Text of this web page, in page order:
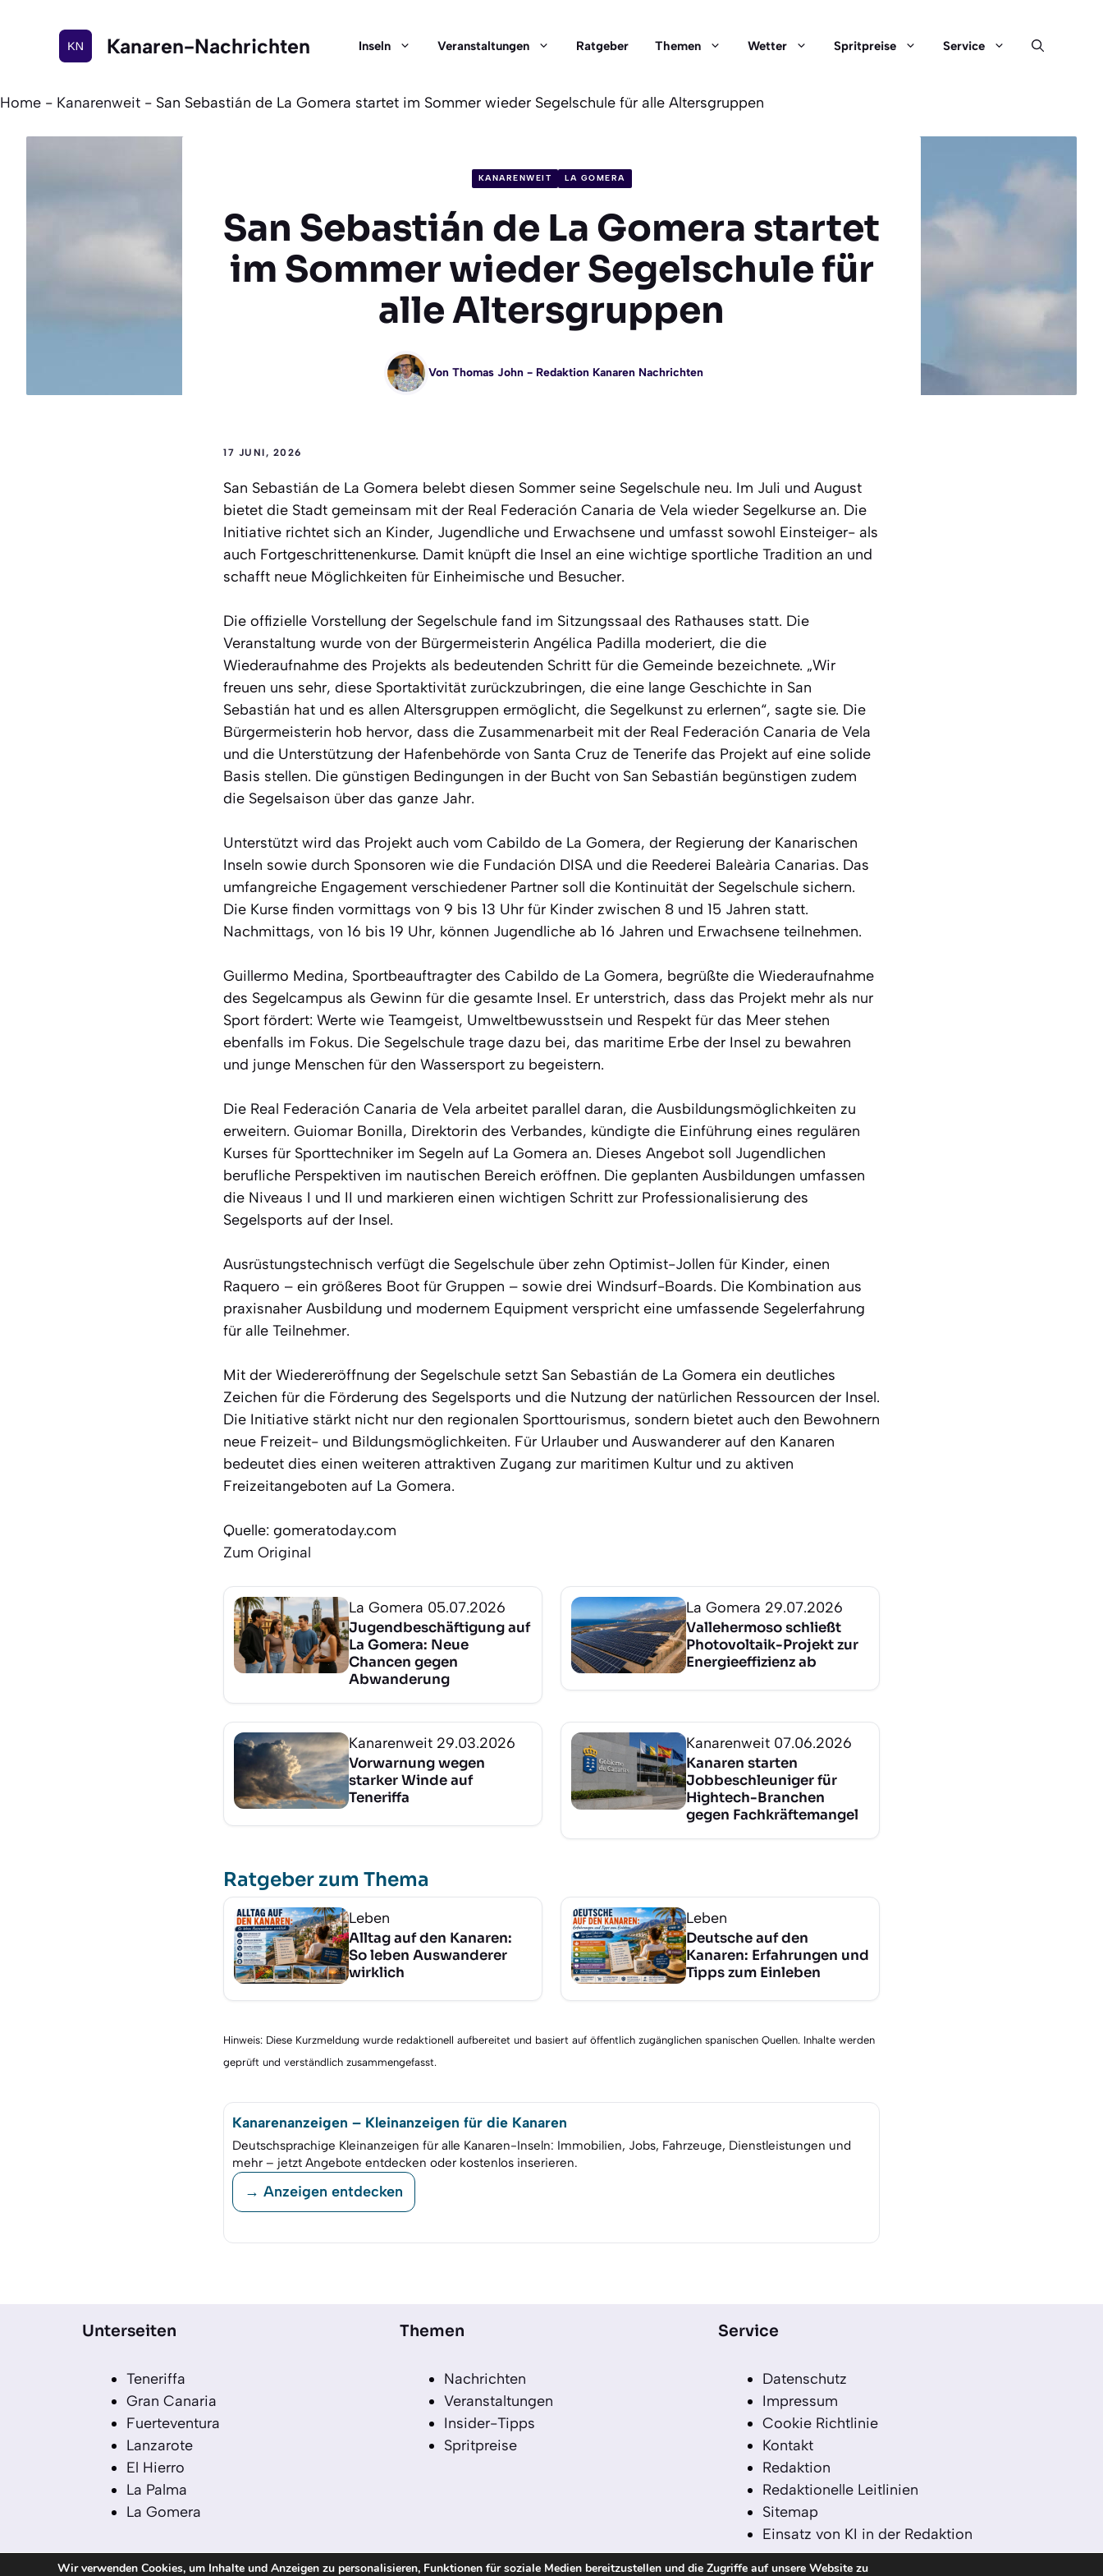
Kanaren-Nachrichten Inseln Veranstaltungen Ratgeber Themen Wetter Spritpreise Service
Home - Kanarenweit - San Sebastián de La Gomera startet im Sommer wieder Segelschule für alle Altersgruppen
KANARENWEIT LA GOMERA
San Sebastián de La Gomera startet
im Sommer wieder Segelschule für
alle Altersgruppen
Von Thomas John- Redaktion Kanaren Nachrichten
17 JUNI, 2026
San Sebastián de La Gomera belebt diesen Sommer seine Segelschule neu. Im Juli und August
bietet die Stadt gemeinsam mit der Real Federación Canaria de Vela wieder Segelkurse an. Die
Initiative richtet sich an Kinder, Jugendliche und Erwachsene und umfasst sowohl Einsteiger- als
auch Fortgeschrittenenkurse. Damit knüpft die Insel an eine wichtige sportliche Tradition an und
schafft neue Möglichkeiten für Einheimische und Besucher.
Die offizielle Vorstellung der Segelschule fand im Sitzungssaal des Rathauses statt. Die
Veranstaltung wurde von der Bürgermeisterin Angélica Padilla moderiert, die die
Wiederaufnahme des Projekts als bedeutenden Schritt für die Gemeinde bezeichnete. „Wir
freuen uns sehr, diese Sportaktivität zurückzubringen, die eine lange Geschichte in San
Sebastián hat und es allen Altersgruppen ermöglicht, die Segelkunst zu erlernen“, sagte sie. Die
Bürgermeisterin hob hervor, dass die Zusammenarbeit mit der Real Federación Canaria de Vela
und die Unterstützung der Hafenbehörde von Santa Cruz de Tenerife das Projekt auf eine solide
Basis stellen. Die günstigen Bedingungen in der Bucht von San Sebastián begünstigen zudem
die Segelsaison über das ganze Jahr.
Unterstützt wird das Projekt auch vom Cabildo de La Gomera, der Regierung der Kanarischen
Inseln sowie durch Sponsoren wie die Fundación DISA und die Reederei Baleària Canarias. Das
umfangreiche Engagement verschiedener Partner soll die Kontinuität der Segelschule sichern.
Die Kurse finden vormittags von 9 bis 13 Uhr für Kinder zwischen 8 und 15 Jahren statt.
Nachmittags, von 16 bis 19 Uhr, können Jugendliche ab 16 Jahren und Erwachsene teilnehmen.
Guillermo Medina, Sportbeauftragter des Cabildo de La Gomera, begrüßte die Wiederaufnahme
des Segelcampus als Gewinn für die gesamte Insel. Er unterstrich, dass das Projekt mehr als nur
Sport fördert: Werte wie Teamgeist, Umweltbewusstsein und Respekt für das Meer stehen
ebenfalls im Fokus. Die Segelschule trage dazu bei, das maritime Erbe der Insel zu bewahren
und junge Menschen für den Wassersport zu begeistern.
Die Real Federación Canaria de Vela arbeitet parallel daran, die Ausbildungsmöglichkeiten zu
erweitern. Guiomar Bonilla, Direktorin des Verbandes, kündigte die Einführung eines regulären
Kurses für Sporttechniker im Segeln auf La Gomera an. Dieses Angebot soll Jugendlichen
berufliche Perspektiven im nautischen Bereich eröffnen. Die geplanten Ausbildungen umfassen
die Niveaus I und II und markieren einen wichtigen Schritt zur Professionalisierung des
Segelsports auf der Insel.
Ausrüstungstechnisch verfügt die Segelschule über zehn Optimist-Jollen für Kinder, einen
Raquero – ein größeres Boot für Gruppen – sowie drei Windsurf-Boards. Die Kombination aus
praxisnaher Ausbildung und modernem Equipment verspricht eine umfassende Segelerfahrung
für alle Teilnehmer.
Mit der Wiedereröffnung der Segelschule setzt San Sebastián de La Gomera ein deutliches
Zeichen für die Förderung des Segelsports und die Nutzung der natürlichen Ressourcen der Insel.
Die Initiative stärkt nicht nur den regionalen Sporttourismus, sondern bietet auch den Bewohnern
neue Freizeit- und Bildungsmöglichkeiten. Für Urlauber und Auswanderer auf den Kanaren
bedeutet dies einen weiteren attraktiven Zugang zur maritimen Kultur und zu aktiven
Freizeitangeboten auf La Gomera.
Quelle: gomeratoday.com
Zum Original
La Gomera 05.07.2026
Jugendbeschäftigung auf
La Gomera: Neue
Chancen gegen
Abwanderung
La Gomera 29.07.2026
Vallehermoso schließt
Photovoltaik-Projekt zur
Energieeffizienz ab
Kanarenweit 29.03.2026
Vorwarnung wegen
starker Winde auf
Teneriffa
Kanarenweit 07.06.2026
Kanaren starten
Jobbeschleuniger für
Hightech-Branchen
gegen Fachkräftemangel
Ratgeber zum Thema
Leben
Alltag auf den Kanaren:
So leben Auswanderer
wirklich
Leben
Deutsche auf den
Kanaren: Erfahrungen und
Tipps zum Einleben
Hinweis: Diese Kurzmeldung wurde redaktionell aufbereitet und basiert auf öffentlich zugänglichen spanischen Quellen. Inhalte werden
geprüft und verständlich zusammengefasst.
Kanarenanzeigen – Kleinanzeigen für die Kanaren
Deutschsprachige Kleinanzeigen für alle Kanaren-Inseln: Immobilien, Jobs, Fahrzeuge, Dienstleistungen und
mehr – jetzt Angebote entdecken oder kostenlos inserieren.
→ Anzeigen entdecken
Unterseiten
Teneriffa
Gran Canaria
Fuerteventura
Lanzarote
El Hierro
La Palma
La Gomera
Themen
Nachrichten
Veranstaltungen
Insider-Tipps
Spritpreise
Service
Datenschutz
Impressum
Cookie Richtlinie
Kontakt
Redaktion
Redaktionelle Leitlinien
Sitemap
Einsatz von KI in der Redaktion
Wir verwenden Cookies, um Inhalte und Anzeigen zu personalisieren, Funktionen für soziale Medien bereitzustellen und die Zugriffe auf unsere Website zu